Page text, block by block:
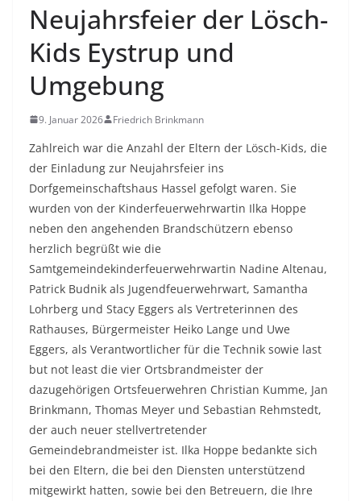
Neujahrsfeier der Lösch-
Kids Eystrup und
Umgebung
9. Januar 2026 Friedrich Brinkmann
Zahlreich war die Anzahl der Eltern der Lösch-Kids, die
der Einladung zur Neujahrsfeier ins
Dorfgemeinschaftshaus Hassel gefolgt waren. Sie
wurden von der Kinderfeuerwehrwartin Ilka Hoppe
neben den angehenden Brandschützern ebenso
herzlich begrüßt wie die
Samtgemeindekinderfeuerwehrwartin Nadine Altenau,
Patrick Budnik als Jugendfeuerwehrwart, Samantha
Lohrberg und Stacy Eggers als Vertreterinnen des
Rathauses, Bürgermeister Heiko Lange und Uwe
Eggers, als Verantwortlicher für die Technik sowie last
but not least die vier Ortsbrandmeister der
dazugehörigen Ortsfeuerwehren Christian Kumme, Jan
Brinkmann, Thomas Meyer und Sebastian Rehmstedt,
der auch neuer stellvertretender
Gemeindebrandmeister ist. Ilka Hoppe bedankte sich
bei den Eltern, die bei den Diensten unterstützend
mitgewirkt hatten, sowie bei den Betreuern, die Ihre